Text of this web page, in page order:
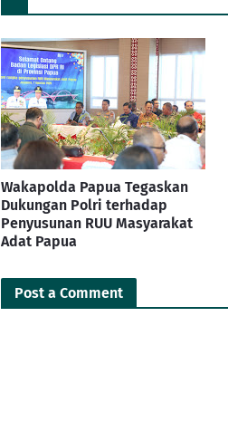
Wakapolda Papua Tegaskan
Dukungan Polri terhadap
Penyusunan RUU Masyarakat
Adat Papua
Post a Comment